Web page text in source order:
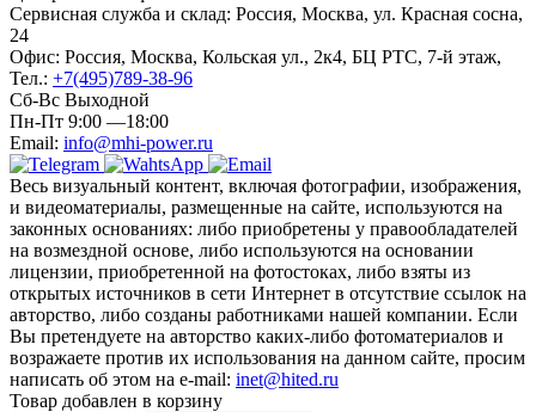
Сервисная служба и склад: Россия, Москва, ул. Красная сосна,
24
Офис: Россия, Москва, Кольская ул., 2к4, БЦ РТС, 7-й этаж,
Тел.: +7(495)789-38-96
Сб-Вс Выходной
Пн-Пт 9:00 —18:00
Email: info@mhi-power.ru
Весь визуальный контент, включая фотографии, изображения,
и видеоматериалы, размещенные на сайте, используются на
законных основаниях: либо приобретены у правообладателей
на возмездной основе, либо используются на основании
лицензии, приобретенной на фотостоках, либо взяты из
открытых источников в сети Интернет в отсутствие ссылок на
авторство, либо созданы работниками нашей компании. Если
Вы претендуете на авторство каких-либо фотоматериалов и
возражаете против их использования на данном сайте, просим
написать об этом на e-mail: inet@hited.ru
Товар добавлен в корзину